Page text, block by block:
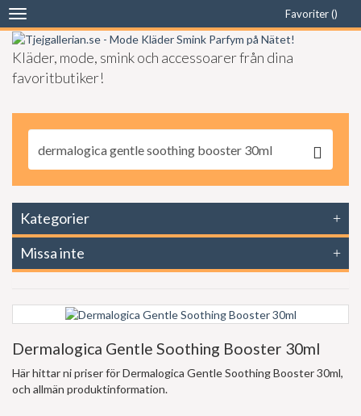
Favoriter ()
Kläder, mode, smink och accessoarer från dina
favoritbutiker!
Toggle
navigation
Kategorier
Missa inte
Dermalogica Gentle Soothing Booster 30ml
Här hittar ni priser för Dermalogica Gentle Soothing Booster 30ml,
och allmän produktinformation.